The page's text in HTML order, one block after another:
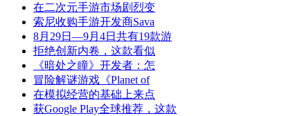
在二次元手游市场剧烈变
索尼收购手游开发商Sava
8月29日—9月4日共有19款游
拒绝创新内卷，这款看似
《暗处之瞳》开发者：怎
冒险解谜游戏《Planet of
在模拟经营的基础上来点
获Google Play全球推荐，这款